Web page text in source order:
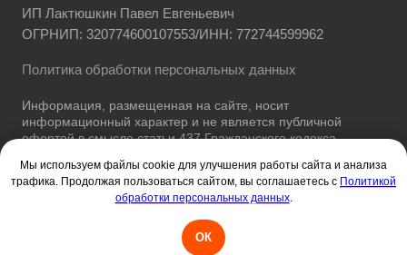
Мы используем файлы cookie для улучшения работы сайта и анализа
трафика. Продолжая пользоваться сайтом, вы соглашаетесь с Политикой
обработки персональных данных.
ОК